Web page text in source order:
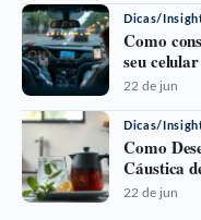
Dicas/
Como
seu celular
22 de jun
Dicas/
Como
Cáustica
22 de jun